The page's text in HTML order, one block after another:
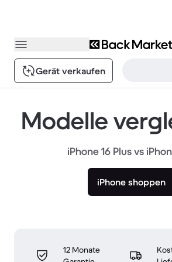
Gerät verkaufen
Modelle
iPhone 16 Plus vs
iPhone shoppen
12 Monate